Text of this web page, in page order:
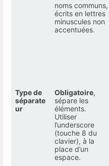
noms communs,
écrits en lettres
minuscules non
accentuées.
Type de
séparate
ur
Obligatoire,
sépare les
éléments.
Utiliser
l’underscore
(touche 8 du
clavier), à la
place d’un
espace.